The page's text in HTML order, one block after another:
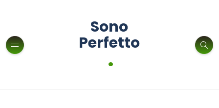
Sono
Perfetto
.